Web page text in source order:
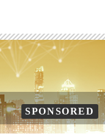
SPONSORED